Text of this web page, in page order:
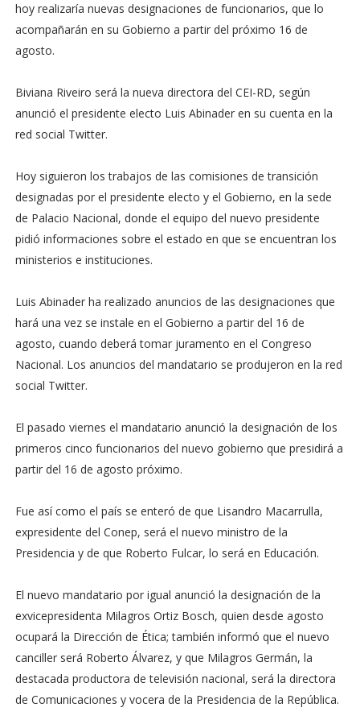
hoy realizaría nuevas designaciones de funcionarios, que lo
acompañarán en su Gobierno a partir del próximo 16 de
agosto.
Biviana Riveiro será la nueva directora del CEI-RD, según
anunció el presidente electo Luis Abinader en su cuenta en la
red social Twitter.
Hoy siguieron los trabajos de las comisiones de transición
designadas por el presidente electo y el Gobierno, en la sede
de Palacio Nacional, donde el equipo del nuevo presidente
pidió informaciones sobre el estado en que se encuentran los
ministerios e instituciones.
Luis Abinader ha realizado anuncios de las designaciones que
hará una vez se instale en el Gobierno a partir del 16 de
agosto, cuando deberá tomar juramento en el Congreso
Nacional. Los anuncios del mandatario se produjeron en la red
social Twitter.
El pasado viernes el mandatario anunció la designación de los
primeros cinco funcionarios del nuevo gobierno que presidirá a
partir del 16 de agosto próximo.
Fue así como el país se enteró de que Lisandro Macarrulla,
expresidente del Conep, será el nuevo ministro de la
Presidencia y de que Roberto Fulcar, lo será en Educación.
El nuevo mandatario por igual anunció la designación de la
exvicepresidenta Milagros Ortiz Bosch, quien desde agosto
ocupará la Dirección de Ética; también informó que el nuevo
canciller será Roberto Álvarez, y que Milagros Germán, la
destacada productora de televisión nacional, será la directora
de Comunica­ciones y vocera de la Presidencia de la República.